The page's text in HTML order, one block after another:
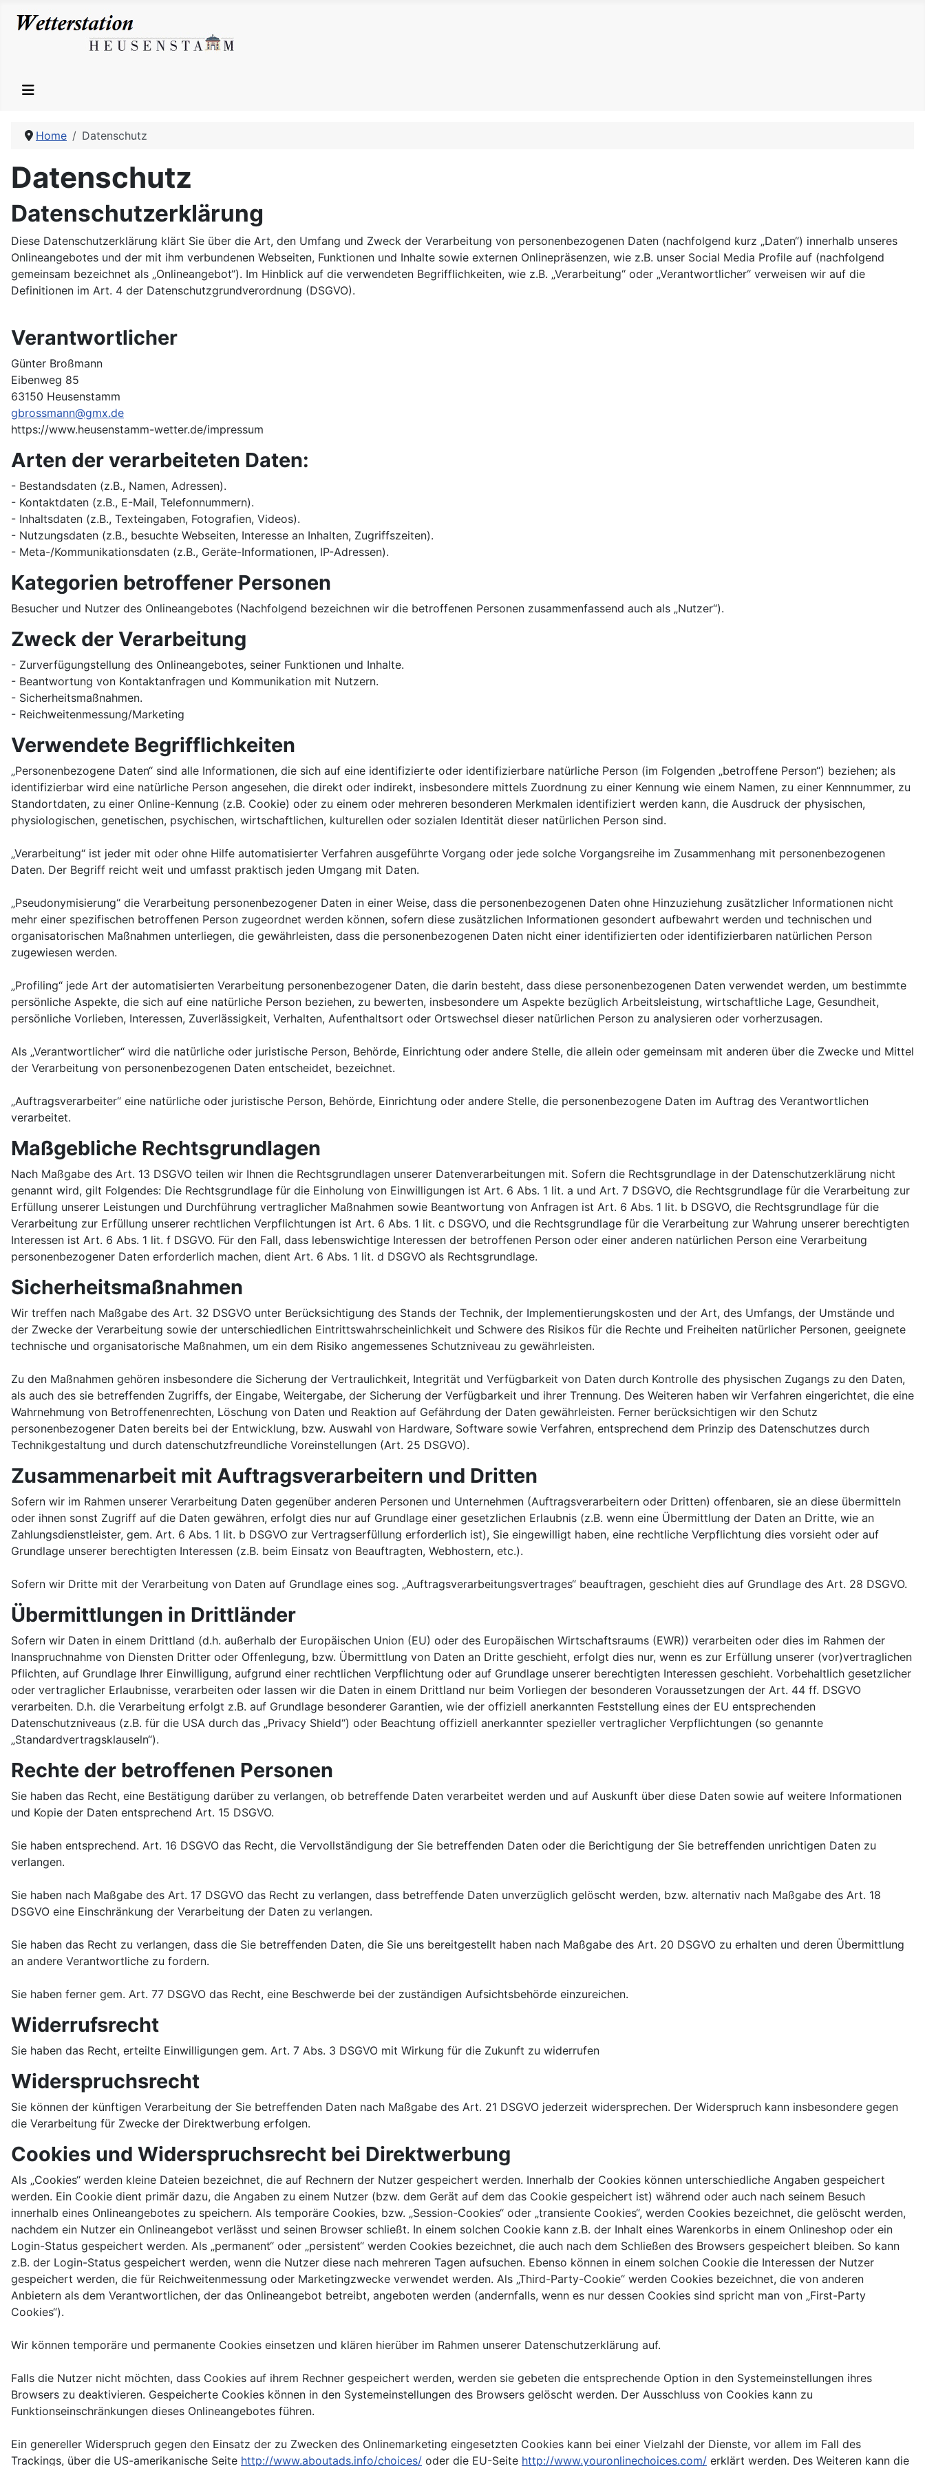
Home Datenschutz
Datenschutz
Datenschutzerklärung
Diese Datenschutzerklärung klärt Sie über die Art, den Umfang und Zweck der Verarbeitung von personenbezogenen Daten (nachfolgend kurz „Daten“) innerhalb unseres
Onlineangebotes und der mit ihm verbundenen Webseiten, Funktionen und Inhalte sowie externen Onlinepräsenzen, wie z.B. unser Social Media Profile auf (nachfolgend
gemeinsam bezeichnet als „Onlineangebot“). Im Hinblick auf die verwendeten Begrifflichkeiten, wie z.B. „Verarbeitung“ oder „Verantwortlicher“ verweisen wir auf die
Definitionen im Art. 4 der Datenschutzgrundverordnung (DSGVO).
Verantwortlicher
Günter Broßmann
Eibenweg 85
63150 Heusenstamm
gbrossmann@gmx.de
https://www.heusenstamm-wetter.de/impressum
Arten der verarbeiteten Daten:
- Bestandsdaten (z.B., Namen, Adressen).
- Kontaktdaten (z.B., E-Mail, Telefonnummern).
- Inhaltsdaten (z.B., Texteingaben, Fotografien, Videos).
- Nutzungsdaten (z.B., besuchte Webseiten, Interesse an Inhalten, Zugriffszeiten).
- Meta-/Kommunikationsdaten (z.B., Geräte-Informationen, IP-Adressen).
Kategorien betroffener Personen
Besucher und Nutzer des Onlineangebotes (Nachfolgend bezeichnen wir die betroffenen Personen zusammenfassend auch als „Nutzer“).
Zweck der Verarbeitung
- Zurverfügungstellung des Onlineangebotes, seiner Funktionen und Inhalte.
- Beantwortung von Kontaktanfragen und Kommunikation mit Nutzern.
- Sicherheitsmaßnahmen.
- Reichweitenmessung/Marketing
Verwendete Begrifflichkeiten
„Personenbezogene Daten“ sind alle Informationen, die sich auf eine identifizierte oder identifizierbare natürliche Person (im Folgenden „betroffene Person“) beziehen; als
identifizierbar wird eine natürliche Person angesehen, die direkt oder indirekt, insbesondere mittels Zuordnung zu einer Kennung wie einem Namen, zu einer Kennnummer, zu
Standortdaten, zu einer Online-Kennung (z.B. Cookie) oder zu einem oder mehreren besonderen Merkmalen identifiziert werden kann, die Ausdruck der physischen,
physiologischen, genetischen, psychischen, wirtschaftlichen, kulturellen oder sozialen Identität dieser natürlichen Person sind.
„Verarbeitung“ ist jeder mit oder ohne Hilfe automatisierter Verfahren ausgeführte Vorgang oder jede solche Vorgangsreihe im Zusammenhang mit personenbezogenen
Daten. Der Begriff reicht weit und umfasst praktisch jeden Umgang mit Daten.
„Pseudonymisierung“ die Verarbeitung personenbezogener Daten in einer Weise, dass die personenbezogenen Daten ohne Hinzuziehung zusätzlicher Informationen nicht
mehr einer spezifischen betroffenen Person zugeordnet werden können, sofern diese zusätzlichen Informationen gesondert aufbewahrt werden und technischen und
organisatorischen Maßnahmen unterliegen, die gewährleisten, dass die personenbezogenen Daten nicht einer identifizierten oder identifizierbaren natürlichen Person
zugewiesen werden.
„Profiling“ jede Art der automatisierten Verarbeitung personenbezogener Daten, die darin besteht, dass diese personenbezogenen Daten verwendet werden, um bestimmte
persönliche Aspekte, die sich auf eine natürliche Person beziehen, zu bewerten, insbesondere um Aspekte bezüglich Arbeitsleistung, wirtschaftliche Lage, Gesundheit,
persönliche Vorlieben, Interessen, Zuverlässigkeit, Verhalten, Aufenthaltsort oder Ortswechsel dieser natürlichen Person zu analysieren oder vorherzusagen.
Als „Verantwortlicher“ wird die natürliche oder juristische Person, Behörde, Einrichtung oder andere Stelle, die allein oder gemeinsam mit anderen über die Zwecke und Mittel
der Verarbeitung von personenbezogenen Daten entscheidet, bezeichnet.
„Auftragsverarbeiter“ eine natürliche oder juristische Person, Behörde, Einrichtung oder andere Stelle, die personenbezogene Daten im Auftrag des Verantwortlichen
verarbeitet.
Maßgebliche Rechtsgrundlagen
Nach Maßgabe des Art. 13 DSGVO teilen wir Ihnen die Rechtsgrundlagen unserer Datenverarbeitungen mit. Sofern die Rechtsgrundlage in der Datenschutzerklärung nicht
genannt wird, gilt Folgendes: Die Rechtsgrundlage für die Einholung von Einwilligungen ist Art. 6 Abs. 1 lit. a und Art. 7 DSGVO, die Rechtsgrundlage für die Verarbeitung zur
Erfüllung unserer Leistungen und Durchführung vertraglicher Maßnahmen sowie Beantwortung von Anfragen ist Art. 6 Abs. 1 lit. b DSGVO, die Rechtsgrundlage für die
Verarbeitung zur Erfüllung unserer rechtlichen Verpflichtungen ist Art. 6 Abs. 1 lit. c DSGVO, und die Rechtsgrundlage für die Verarbeitung zur Wahrung unserer berechtigten
Interessen ist Art. 6 Abs. 1 lit. f DSGVO. Für den Fall, dass lebenswichtige Interessen der betroffenen Person oder einer anderen natürlichen Person eine Verarbeitung
personenbezogener Daten erforderlich machen, dient Art. 6 Abs. 1 lit. d DSGVO als Rechtsgrundlage.
Sicherheitsmaßnahmen
Wir treffen nach Maßgabe des Art. 32 DSGVO unter Berücksichtigung des Stands der Technik, der Implementierungskosten und der Art, des Umfangs, der Umstände und
der Zwecke der Verarbeitung sowie der unterschiedlichen Eintrittswahrscheinlichkeit und Schwere des Risikos für die Rechte und Freiheiten natürlicher Personen, geeignete
technische und organisatorische Maßnahmen, um ein dem Risiko angemessenes Schutzniveau zu gewährleisten.
Zu den Maßnahmen gehören insbesondere die Sicherung der Vertraulichkeit, Integrität und Verfügbarkeit von Daten durch Kontrolle des physischen Zugangs zu den Daten,
als auch des sie betreffenden Zugriffs, der Eingabe, Weitergabe, der Sicherung der Verfügbarkeit und ihrer Trennung. Des Weiteren haben wir Verfahren eingerichtet, die eine
Wahrnehmung von Betroffenenrechten, Löschung von Daten und Reaktion auf Gefährdung der Daten gewährleisten. Ferner berücksichtigen wir den Schutz
personenbezogener Daten bereits bei der Entwicklung, bzw. Auswahl von Hardware, Software sowie Verfahren, entsprechend dem Prinzip des Datenschutzes durch
Technikgestaltung und durch datenschutzfreundliche Voreinstellungen (Art. 25 DSGVO).
Zusammenarbeit mit Auftragsverarbeitern und Dritten
Sofern wir im Rahmen unserer Verarbeitung Daten gegenüber anderen Personen und Unternehmen (Auftragsverarbeitern oder Dritten) offenbaren, sie an diese übermitteln
oder ihnen sonst Zugriff auf die Daten gewähren, erfolgt dies nur auf Grundlage einer gesetzlichen Erlaubnis (z.B. wenn eine Übermittlung der Daten an Dritte, wie an
Zahlungsdienstleister, gem. Art. 6 Abs. 1 lit. b DSGVO zur Vertragserfüllung erforderlich ist), Sie eingewilligt haben, eine rechtliche Verpflichtung dies vorsieht oder auf
Grundlage unserer berechtigten Interessen (z.B. beim Einsatz von Beauftragten, Webhostern, etc.).
Sofern wir Dritte mit der Verarbeitung von Daten auf Grundlage eines sog. „Auftragsverarbeitungsvertrages“ beauftragen, geschieht dies auf Grundlage des Art. 28 DSGVO.
Übermittlungen in Drittländer
Sofern wir Daten in einem Drittland (d.h. außerhalb der Europäischen Union (EU) oder des Europäischen Wirtschaftsraums (EWR)) verarbeiten oder dies im Rahmen der
Inanspruchnahme von Diensten Dritter oder Offenlegung, bzw. Übermittlung von Daten an Dritte geschieht, erfolgt dies nur, wenn es zur Erfüllung unserer (vor)vertraglichen
Pflichten, auf Grundlage Ihrer Einwilligung, aufgrund einer rechtlichen Verpflichtung oder auf Grundlage unserer berechtigten Interessen geschieht. Vorbehaltlich gesetzlicher
oder vertraglicher Erlaubnisse, verarbeiten oder lassen wir die Daten in einem Drittland nur beim Vorliegen der besonderen Voraussetzungen der Art. 44 ff. DSGVO
verarbeiten. D.h. die Verarbeitung erfolgt z.B. auf Grundlage besonderer Garantien, wie der offiziell anerkannten Feststellung eines der EU entsprechenden
Datenschutzniveaus (z.B. für die USA durch das „Privacy Shield“) oder Beachtung offiziell anerkannter spezieller vertraglicher Verpflichtungen (so genannte
„Standardvertragsklauseln“).
Rechte der betroffenen Personen
Sie haben das Recht, eine Bestätigung darüber zu verlangen, ob betreffende Daten verarbeitet werden und auf Auskunft über diese Daten sowie auf weitere Informationen
und Kopie der Daten entsprechend Art. 15 DSGVO.
Sie haben entsprechend. Art. 16 DSGVO das Recht, die Vervollständigung der Sie betreffenden Daten oder die Berichtigung der Sie betreffenden unrichtigen Daten zu
verlangen.
Sie haben nach Maßgabe des Art. 17 DSGVO das Recht zu verlangen, dass betreffende Daten unverzüglich gelöscht werden, bzw. alternativ nach Maßgabe des Art. 18
DSGVO eine Einschränkung der Verarbeitung der Daten zu verlangen.
Sie haben das Recht zu verlangen, dass die Sie betreffenden Daten, die Sie uns bereitgestellt haben nach Maßgabe des Art. 20 DSGVO zu erhalten und deren Übermittlung
an andere Verantwortliche zu fordern.
Sie haben ferner gem. Art. 77 DSGVO das Recht, eine Beschwerde bei der zuständigen Aufsichtsbehörde einzureichen.
Widerrufsrecht
Sie haben das Recht, erteilte Einwilligungen gem. Art. 7 Abs. 3 DSGVO mit Wirkung für die Zukunft zu widerrufen
Widerspruchsrecht
Sie können der künftigen Verarbeitung der Sie betreffenden Daten nach Maßgabe des Art. 21 DSGVO jederzeit widersprechen. Der Widerspruch kann insbesondere gegen
die Verarbeitung für Zwecke der Direktwerbung erfolgen.
Cookies und Widerspruchsrecht bei Direktwerbung
Als „Cookies“ werden kleine Dateien bezeichnet, die auf Rechnern der Nutzer gespeichert werden. Innerhalb der Cookies können unterschiedliche Angaben gespeichert
werden. Ein Cookie dient primär dazu, die Angaben zu einem Nutzer (bzw. dem Gerät auf dem das Cookie gespeichert ist) während oder auch nach seinem Besuch
innerhalb eines Onlineangebotes zu speichern. Als temporäre Cookies, bzw. „Session-Cookies“ oder „transiente Cookies“, werden Cookies bezeichnet, die gelöscht werden,
nachdem ein Nutzer ein Onlineangebot verlässt und seinen Browser schließt. In einem solchen Cookie kann z.B. der Inhalt eines Warenkorbs in einem Onlineshop oder ein
Login-Status gespeichert werden. Als „permanent“ oder „persistent“ werden Cookies bezeichnet, die auch nach dem Schließen des Browsers gespeichert bleiben. So kann
z.B. der Login-Status gespeichert werden, wenn die Nutzer diese nach mehreren Tagen aufsuchen. Ebenso können in einem solchen Cookie die Interessen der Nutzer
gespeichert werden, die für Reichweitenmessung oder Marketingzwecke verwendet werden. Als „Third-Party-Cookie“ werden Cookies bezeichnet, die von anderen
Anbietern als dem Verantwortlichen, der das Onlineangebot betreibt, angeboten werden (andernfalls, wenn es nur dessen Cookies sind spricht man von „First-Party
Cookies“).
Wir können temporäre und permanente Cookies einsetzen und klären hierüber im Rahmen unserer Datenschutzerklärung auf.
Falls die Nutzer nicht möchten, dass Cookies auf ihrem Rechner gespeichert werden, werden sie gebeten die entsprechende Option in den Systemeinstellungen ihres
Browsers zu deaktivieren. Gespeicherte Cookies können in den Systemeinstellungen des Browsers gelöscht werden. Der Ausschluss von Cookies kann zu
Funktionseinschränkungen dieses Onlineangebotes führen.
Ein genereller Widerspruch gegen den Einsatz der zu Zwecken des Onlinemarketing eingesetzten Cookies kann bei einer Vielzahl der Dienste, vor allem im Fall des
Trackings, über die US-amerikanische Seite http://www.aboutads.info/choices/ oder die EU-Seite http://www.youronlinechoices.com/ erklärt werden. Des Weiteren kann die